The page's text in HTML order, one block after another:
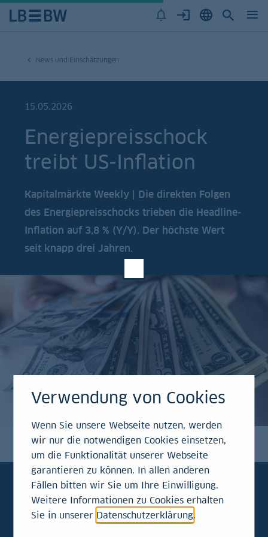
News und Einschätzungen
15.05.2026
Energiepreisschock
treibt US-Inflation
Kapitalmärkte Weekly | Die direkten Folgen
des Energiepreisschocks trieben die Headline-
Inflation auf 3,8 % (Y/Y). Der höchste Wert
seit knapp drei Jahren.
Immer aktuell
Verwendung von Cookies
Wenn Sie unsere Webseite nutzen, werden
wir nur die notwendigen Cookies einsetzen,
um die Funktionalität unserer Webseite
garantieren zu können. In allen anderen
Fällen bitten wir Sie um Ihre Einwilligung.
Weitere Informationen zu Cookies erhalten
Sie in unserer Datenschutzerklärung.